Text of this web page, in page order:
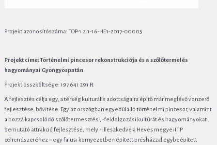
Projekt azonosítószáma: TOP-1.2.1-16-HE1-2017-00005
Projekt címe: Történelmi pincesor rekonstrukciója és a szőlőtermelés
hagyományai Gyöngyöspatán
Projekt összköltsége: 197 641 291 Ft
A fejlesztés célja egy, a térség kulturális adottságaira építő már meglévő vonzerő
fejlesztése, bővítése. Egy az országban egyedülálló történelmi pincesor, valamint
a hozzá kapcsolódó szőlőtermesztési, -feldolgozási kultúrát és hagyományokat
bemutató attrakció fejlesztése, mely - illeszkedve a Heves megyei ITP
célrendszeréhez – egy falusi környezetben épített présházzal egybeépített